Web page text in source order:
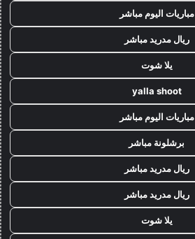
مباريات اليوم مباشر
ريال مدريد مباشر
يلا شوت
yalla shoot
مباريات اليوم مباشر
برشلونة مباشر
ريال مدريد مباشر
ريال مدريد مباشر
يلا شوت